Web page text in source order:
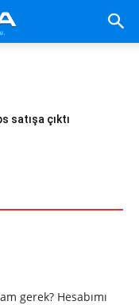
satışa çıktı
gerek? Hesabımı